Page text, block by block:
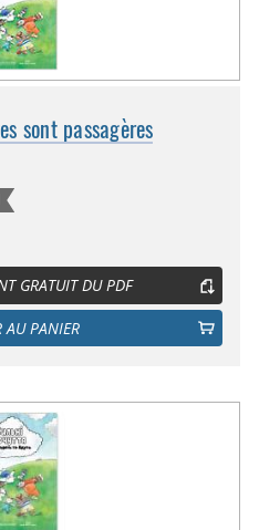
sont passagères
GRATUIT DU PDF
AU PANIER